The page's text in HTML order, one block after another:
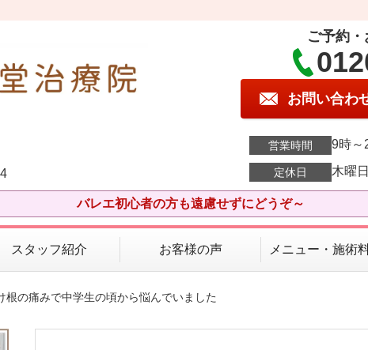
ご予約
お問い合わ
営業時間 9時～
定休日 木曜
バレエ初心者の方も遠慮せずにどうぞ～
スタッフ紹介 お客様の声 メニュー・施術
根の痛みで中学生の頃から悩んでいました